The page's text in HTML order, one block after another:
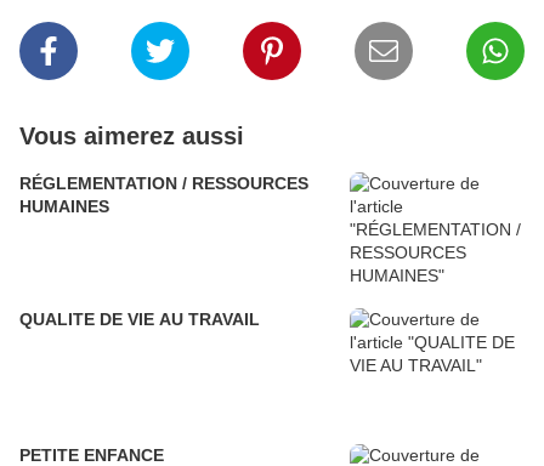
Vous aimerez aussi
RÉGLEMENTATION / RESSOURCES
HUMAINES
QUALITE DE VIE AU TRAVAIL
PETITE ENFANCE